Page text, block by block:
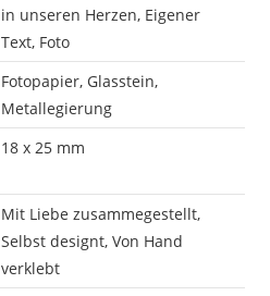
in unseren Herzen, Eigener
Text, Foto
Fotopapier, Glasstein,
Metallegierung
18 x 25 mm
Mit Liebe zusammegestellt,
Selbst designt, Von Hand
verklebt